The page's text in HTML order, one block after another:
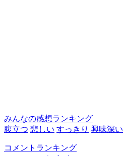
みんなの感想ランキング
腹立つ 悲しい すっきり 興味深い
コメントランキング